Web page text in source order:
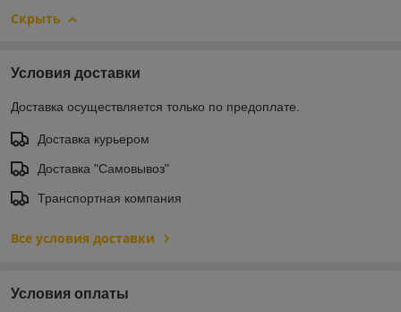
Скрыть
Условия доставки
Доставка осуществляется только по предоплате.
Доставка курьером
Доставка "Самовывоз"
Транспортная компания
Все условия доставки
Условия оплаты